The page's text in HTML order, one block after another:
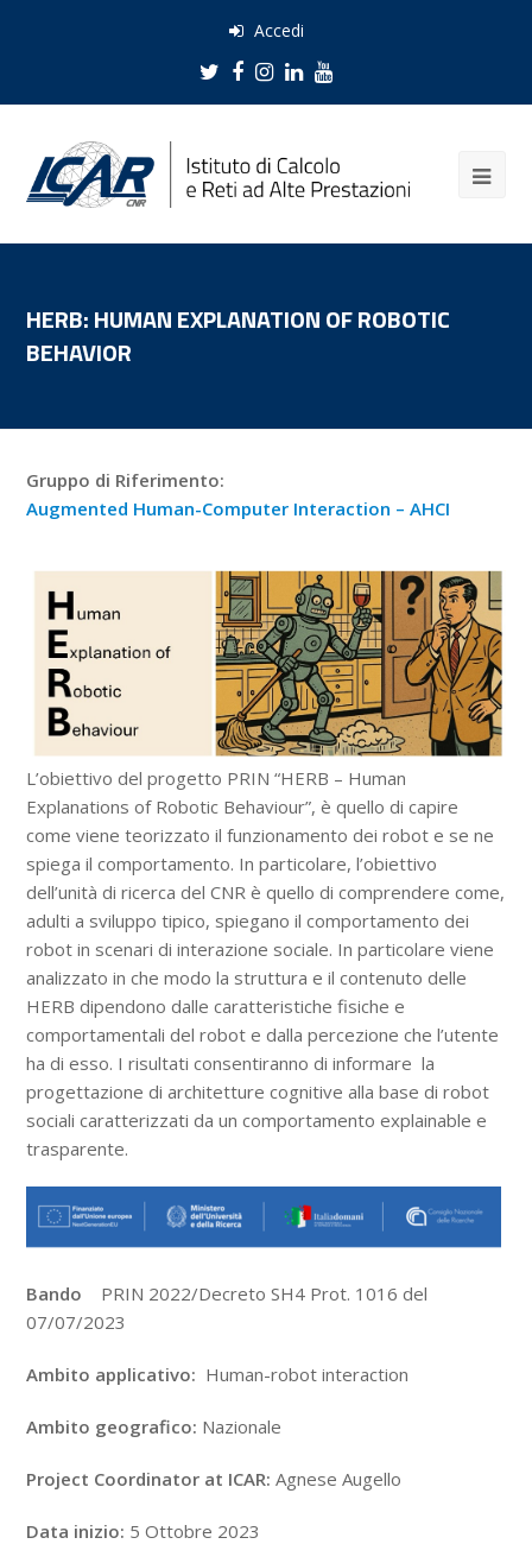
Accedi
Twitter
Facebook
Instagram
LinkedIn
Youtube
HERB: HUMAN EXPLANATION OF ROBOTIC
BEHAVIOR
Gruppo di Riferimento:
Augmented Human-Computer Interaction – AHCI
L’obiettivo del progetto PRIN “HERB – Human
Explanations of Robotic Behaviour”, è quello di capire
come viene teorizzato il funzionamento dei robot e se ne
spiega il comportamento. In particolare, l’obiettivo
dell’unità di ricerca del CNR è quello di comprendere come,
adulti a sviluppo tipico, spiegano il comportamento dei
robot in scenari di interazione sociale. In particolare viene
analizzato in che modo la struttura e il contenuto delle
HERB dipendono dalle caratteristiche fisiche e
comportamentali del robot e dalla percezione che l’utente
ha di esso. I risultati consentiranno di informare la
progettazione di architetture cognitive alla base di robot
sociali caratterizzati da un comportamento explainable e
trasparente.
Bando PRIN 2022/Decreto SH4 Prot. 1016 del
07/07/2023
Ambito applicativo: Human-robot interaction
Ambito geografico: Nazionale
Project Coordinator at ICAR: Agnese Augello
Data inizio: 5 Ottobre 2023